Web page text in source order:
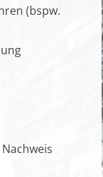
(bspw.